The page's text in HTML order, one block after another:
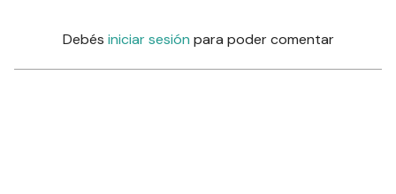
Debés iniciar sesión para poder comentar